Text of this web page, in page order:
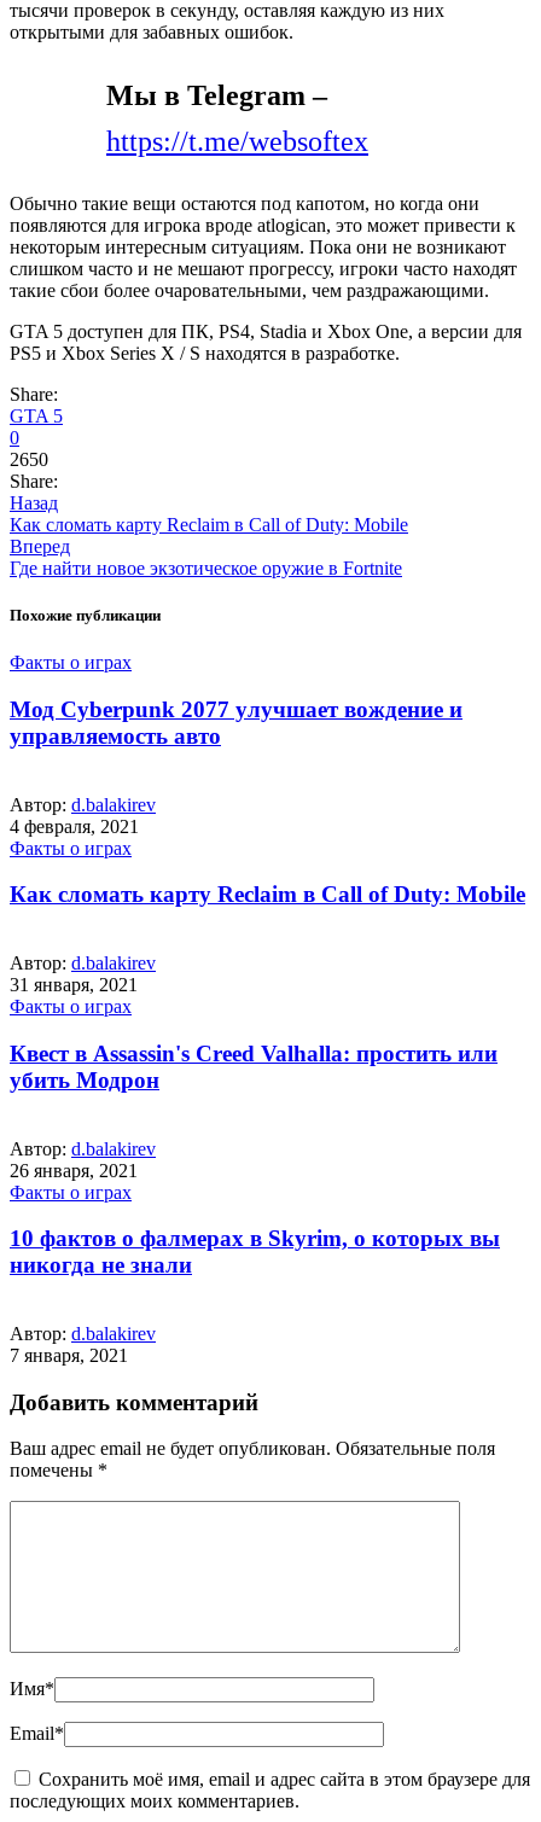
тысячи проверок в секунду, оставляя каждую из них
открытыми для забавных ошибок.
Мы в Telegram –
https://t.me/websoftex
Обычно такие вещи остаются под капотом, но когда они
появляются для игрока вроде atlogican, это может привести к
некоторым интересным ситуациям. Пока они не возникают
слишком часто и не мешают прогрессу, игроки часто находят
такие сбои более очаровательными, чем раздражающими.
GTA 5 доступен для ПК, PS4, Stadia и Xbox One, а версии для
PS5 и Xbox Series X / S находятся в разработке.
Share:
GTA 5
0
2650
Share:
Назад
Как сломать карту Reclaim в Call of Duty: Mobile
Вперед
Где найти новое экзотическое оружие в Fortnite
Похожие публикации
Факты о играх
Мод Cyberpunk 2077 улучшает вождение и
управляемость авто
Автор: d.balakirev
4 февраля, 2021
Факты о играх
Как сломать карту Reclaim в Call of Duty: Mobile
Автор: d.balakirev
31 января, 2021
Факты о играх
Квест в Assassin's Creed Valhalla: простить или
убить Модрон
Автор: d.balakirev
26 января, 2021
Факты о играх
10 фактов о фалмерах в Skyrim, о которых вы
никогда не знали
Автор: d.balakirev
7 января, 2021
Добавить комментарий
Ваш адрес email не будет опубликован. Обязательные поля
помечены *
Имя*
Email*
Сохранить моё имя, email и адрес сайта в этом браузере для
последующих моих комментариев.